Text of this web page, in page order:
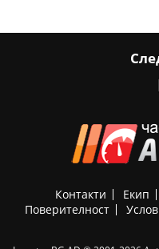
Контакти Екип
Поверителност